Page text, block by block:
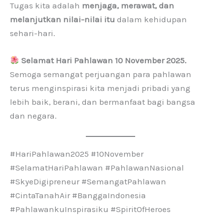
Tugas kita adalah menjaga, merawat, dan
melanjutkan nilai-nilai itu dalam kehidupan
sehari-hari.
Selamat Hari Pahlawan 10 November 2025.
Semoga semangat perjuangan para pahlawan
terus menginspirasi kita menjadi pribadi yang
lebih baik, berani, dan bermanfaat bagi bangsa
dan negara.
#HariPahlawan2025 #10November
#SelamatHariPahlawan #PahlawanNasional
#SkyeDigipreneur #SemangatPahlawan
#CintaTanahAir #BanggaIndonesia
#PahlawankuInspirasiku #SpiritOfHeroes